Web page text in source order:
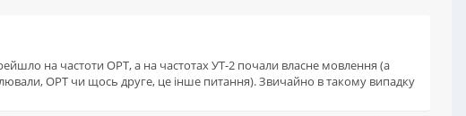
на частоти ОРТ, а на частотах УТ-2 почали власне мовлення (а
ОРТ чи щось друге, це інше питання). Звичайно в такому випадку